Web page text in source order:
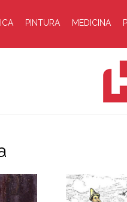
PINTURA MEDICINA